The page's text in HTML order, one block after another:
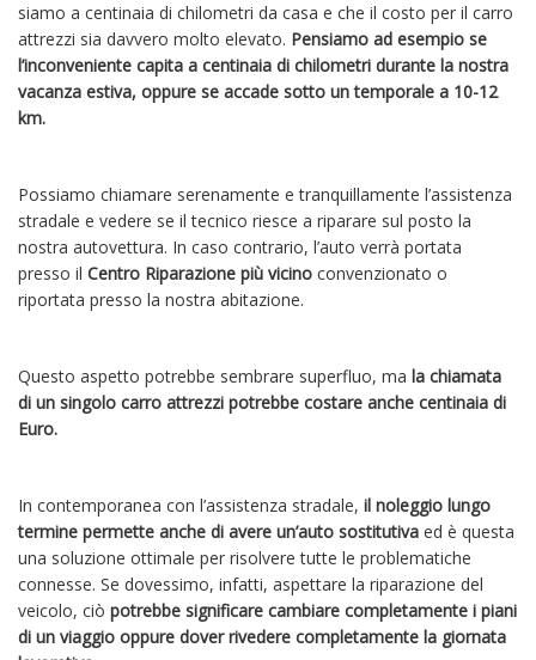
siamo a centinaia di chilometri da casa e che il costo per il carro
attrezzi sia davvero molto elevato. Pensiamo ad esempio se
l’inconveniente capita a centinaia di chilometri durante la nostra
vacanza estiva, oppure se accade sotto un temporale a 10-12
km.
Possiamo chiamare serenamente e tranquillamente l’assistenza
stradale e vedere se il tecnico riesce a riparare sul posto la
nostra autovettura. In caso contrario, l’auto verrà portata
presso il Centro Riparazione più vicino convenzionato o
riportata presso la nostra abitazione.
Questo aspetto potrebbe sembrare superfluo, ma la chiamata
di un singolo carro attrezzi potrebbe costare anche centinaia di
Euro.
In contemporanea con l’assistenza stradale, il noleggio lungo
termine permette anche di avere un’auto sostitutiva ed è questa
una soluzione ottimale per risolvere tutte le problematiche
connesse. Se dovessimo, infatti, aspettare la riparazione del
veicolo, ciò potrebbe significare cambiare completamente i piani
di un viaggio oppure dover rivedere completamente la giornata